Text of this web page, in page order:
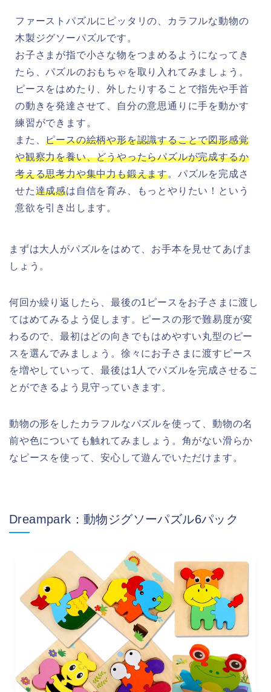
ファーストパズルにピッタリの、カラフルな動物の
木製ジグソーパズルです。
お子さまが指で小さな物をつまめるようになってき
たら、パズルのおもちゃを取り入れてみましょう。
ピースをはめたり、外したりすることで指先や手首
の動きを発達させて、自分の意思通りに手を動かす
練習ができます。
また、ピースの絵柄や形を認識することで図形感覚
や観察力を養い、どうやったらパズルが完成するか
考える思考力や集中力も鍛えます。パズルを完成さ
せた達成感は自信を育み、もっとやりたい！という
意欲を引き出します。
まずは大人がパズルをはめて、お手本を見せてあげま
しょう。
何回か繰り返したら、最後の1ピースをお子さまに渡し
てはめてみるよう促します。ピースの形で難易度が変
わるので、最初はどの向きでもはめやすい丸型のピー
スを選んでみましょう。徐々にお子さまに渡すピース
を増やしていって、最後は1人でパズルを完成させるこ
とができるよう見守っていきます。
動物の形をしたカラフルなパズルを使って、動物の名
前や色についても触れてみましょう。角がない滑らか
なピースを使って、安心して遊んでいただけます。
Dreampark：動物ジグソーパズル6パック